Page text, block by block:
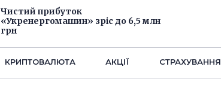
Чистий прибуток
«Укренергомашин» зріс до 6,5 млн
грн
КРИПТОВАЛЮТА АКЦІЇ СТРАХУВАННЯ